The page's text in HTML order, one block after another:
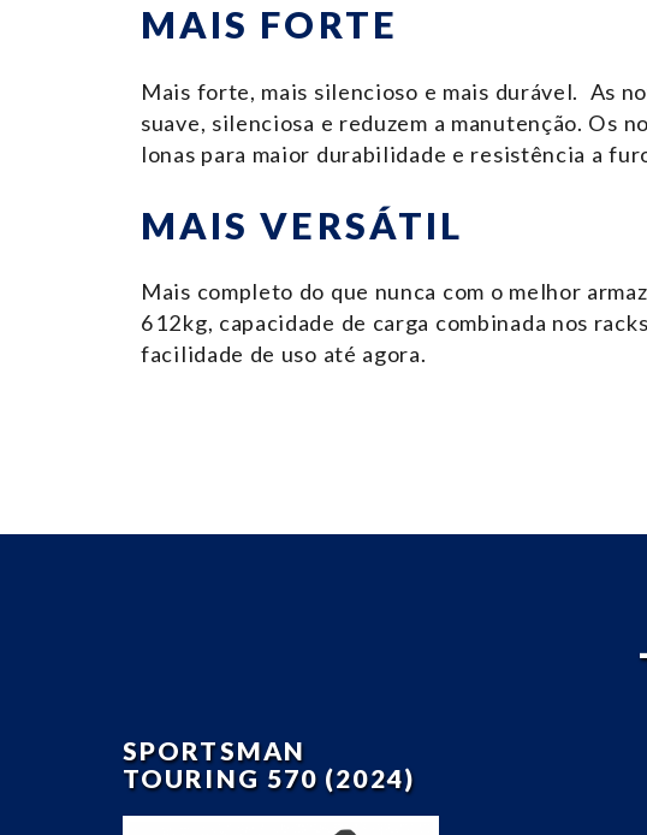
MAIS FORTE
Mais forte, mais silencioso e mais durável. As
suave, silenciosa e reduzem a manutenção. Os
lonas para maior durabilidade e resistência a
MAIS VERSÁTIL
Mais completo do que nunca com o melhor
612kg, capacidade de carga combinada nos
facilidade de uso até agora.
SPORTSMAN
TOURING 570 (2024)